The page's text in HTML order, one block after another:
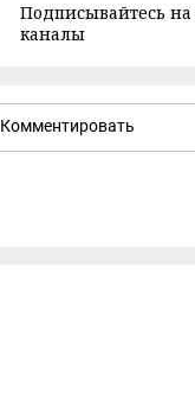
Подписывайтесь
каналы
Комментировать